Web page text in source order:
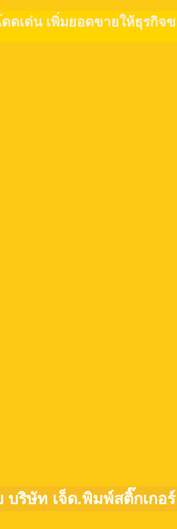
ดเด่น เพิ่มยอดขายให้ธุรกิ
บริษัท เจ็ด.พิมพ์สติ๊กเกอ